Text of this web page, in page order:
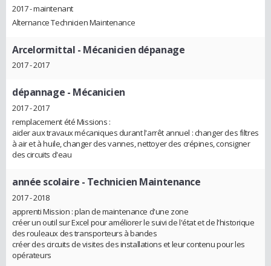
2017 - maintenant
Alternance Technicien Maintenance
Arcelormittal - Mécanicien dépanage
2017 - 2017
dépannage - Mécanicien
2017 - 2017
remplacement été Missions :
aider aux travaux mécaniques durant l'arrêt annuel : changer des filtres
à air et à huile, changer des vannes, nettoyer des crépines, consigner
des circuits d'eau
année scolaire - Technicien Maintenance
2017 - 2018
apprenti Mission : plan de maintenance d'une zone
créer un outil sur Excel pour améliorer le suivi de l'état et de l'historique
des rouleaux des transporteurs à bandes
créer des circuits de visites des installations et leur contenu pour les
opérateurs